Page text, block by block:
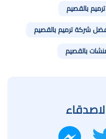
بالقصيم
شركة ترميم بالقصيم
بالقصيم
تويتر